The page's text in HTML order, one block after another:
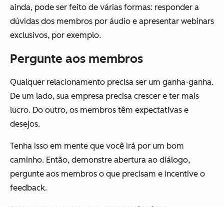
ainda, pode ser feito de várias formas: responder a
dúvidas dos membros por áudio e apresentar webinars
exclusivos, por exemplo.
Pergunte aos membros
Qualquer relacionamento precisa ser um ganha-ganha.
De um lado, sua empresa precisa crescer e ter mais
lucro. Do outro, os membros têm expectativas e
desejos.
Tenha isso em mente que você irá por um bom
caminho. Então, demonstre abertura ao diálogo,
pergunte aos membros o que precisam e incentive o
feedback.